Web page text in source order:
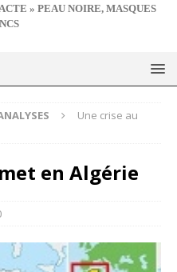
» PEAU NOIRE, MASQUES
Une crise au
en Algérie